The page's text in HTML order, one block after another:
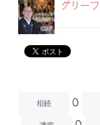
グリー
相続 0